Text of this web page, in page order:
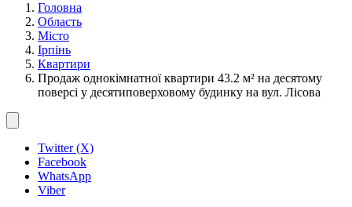
Головна
Область
Місто
Ірпінь
Квартири
Продаж однокімнатної квартири 43.2 м² на десятому
поверсі у десятиповерховому будинку на вул. Лісова
Twitter (X)
Facebook
WhatsApp
Viber